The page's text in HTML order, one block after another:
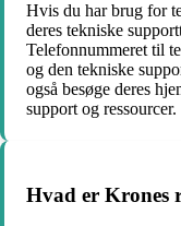
Hvis du har brug for
deres tekniske
Telefonnummeret til
og den tekniske
også besøge deres
support og ressourcer.
Hvad er Krones